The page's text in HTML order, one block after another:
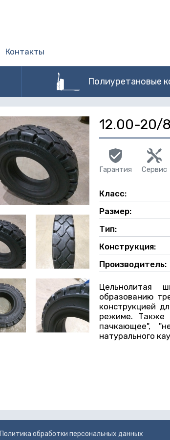
Контакты
Полиуретановые
12.00-20/
Гарантия Сервис
Класс:
Размер:
Тип:
Конструкция:
Производитель:
Цельнолитая
образованию
конструкцией
режиме. Также
пачкающее",
натурального
Политика обработки персональных данных